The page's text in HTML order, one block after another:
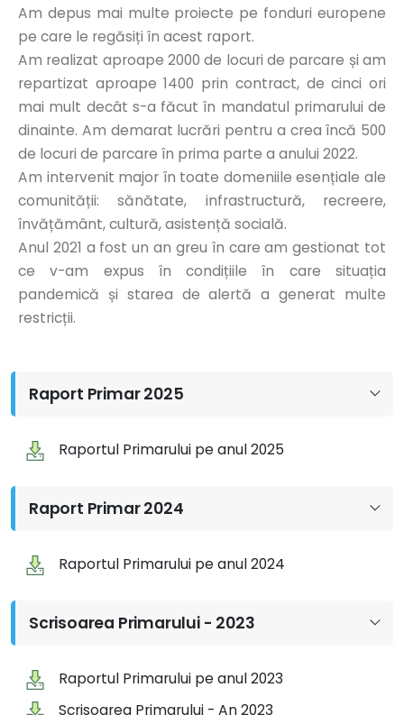
Am depus mai multe proiecte pe fonduri europene
pe care le regăsiți în acest raport.
Am realizat aproape 2000 de locuri de parcare și am
repartizat aproape 1400 prin contract, de cinci ori
mai mult decât s-a făcut în mandatul primarului de
dinainte. Am demarat lucrări pentru a crea încă 500
de locuri de parcare în prima parte a anului 2022.
Am intervenit major în toate domeniile esențiale ale
comunității: sănătate, infrastructură, recreere,
învățământ, cultură, asistență socială.
Anul 2021 a fost un an greu în care am gestionat tot
ce v-am expus în condițiile în care situația
pandemică și starea de alertă a generat multe
restricții.
Raport Primar 2025
Raportul Primarului pe anul 2025
Raport Primar 2024
Raportul Primarului pe anul 2024
Scrisoarea Primarului - 2023
Raportul Primarului pe anul 2023
Scrisoarea Primarului - An 2023